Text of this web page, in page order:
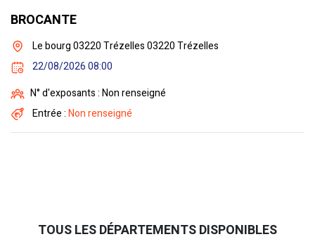
BROCANTE
Le bourg 03220 Trézelles 03220 Trézelles
22/08/2026 08:00
N° d'exposants : Non renseigné
Entrée :Non renseigné
TOUS LES DÉPARTEMENTS DISPONIBLES